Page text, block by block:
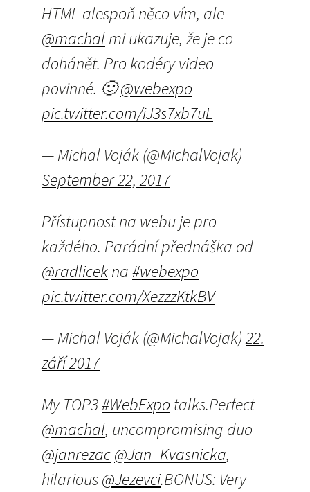
HTML alespoň něco vím, ale
@machalmi ukazuje, že je co
dohánět. Pro kodéry video
povinné. 🙂@webexpo
pic.twitter.com/iJ3s7xb7uL
— Michal Voják (@MichalVojak)
September 22, 2017
Přístupnost na webu je pro
každého. Parádní přednáška od
@radlicekna#webexpo
pic.twitter.com/XezzzKtkBV
— Michal Voják (@MichalVojak)22.
září 2017
My TOP3#WebExpo talks.Perfect
@machal, uncompromising duo
@janrezac@Jan_Kvasnicka,
hilarious@Jezevci.BONUS: Very